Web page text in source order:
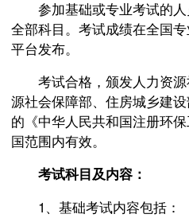
参加基础或专业考试的人
全部科目。考试成绩在全国
平台发布。
考试合格，颁发人力资源
源社会保障部、住房城乡建
的《中华人民共和国注册环
国范围内有效。
考试科目及内容：
1、基础考试内容包括：